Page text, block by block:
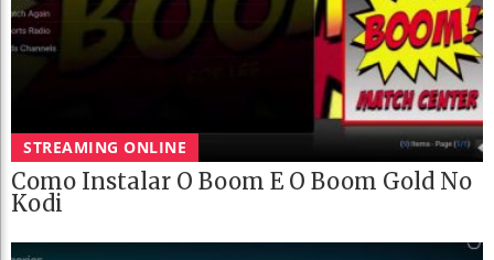
STREAMING ONLINE
Como Instalar O Boom E O Boom Gold No
Kodi